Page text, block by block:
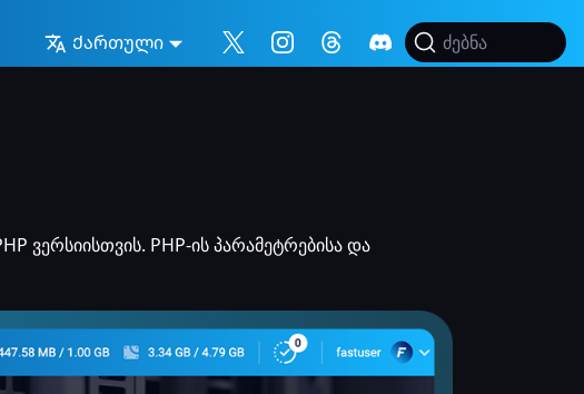
Ქართული ძებნა
ვერსიისთვის. PHP-ის პარამეტრებისა და